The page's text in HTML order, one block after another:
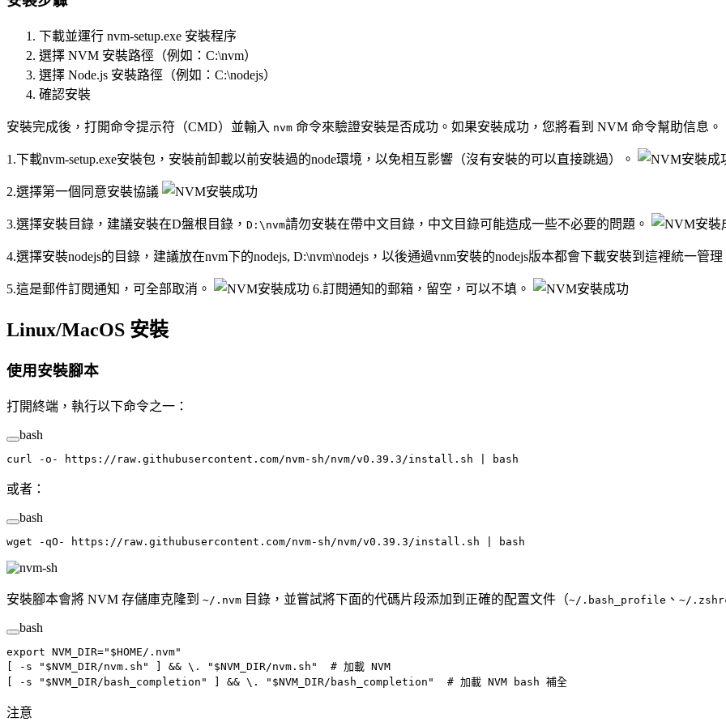
下載並運行 nvm-setup.exe 安裝程序
選擇 NVM 安裝路徑（例如：C:\nvm）
選擇 Node.js 安裝路徑（例如：C:\nodejs）
確認安裝
安裝完成後，打開命令提示符（CMD）並輸入 nvm 命令來驗證安裝是否成功。如果安裝成功，您將看到 NVM 命令幫助信息。
1.下載nvm-setup.exe安裝包，安裝前卸載以前安裝過的node環境，以免相互影響（沒有安裝的可以直接跳過）。
2.選擇第一個同意安裝協議
3.選擇安裝目錄，建議安裝在D盤根目錄， D:\nvm請勿安裝在帶中文目錄，中文目錄可能造成一些不必要的問題。
4.選擇安裝nodejs的目錄，建議放在nvm下的nodejs, D:\nvm\nodejs，以後通過vnm安裝的nodejs版本都會下載安裝到這裡統一管
5.這是郵件訂閱通知，可全部取消。 6.訂閱通知的郵箱，留空，可以不填。
Linux/MacOS 安裝
使用安裝腳本
打開終端，執行以下命令之一：
bash
curl -o- https://raw.githubusercontent.com/nvm-sh/nvm/v0.39.3/install.sh bash
或者：
bash
wget -qO- https://raw.githubusercontent.com/nvm-sh/nvm/v0.39.3/install.sh bash
安裝腳本會將 NVM 存儲庫克隆到 ~/.nvm 目錄，並嘗試將下面的代碼片段添加到正確的配置文件（~/.bash_profile 、 ~/
bash
export NVM_DIR=" $HOME /.nvm"
[
-s " $NVM_DIR/nvm.sh" ] && \. " $NVM_DIR/nvm.sh"
  # 加載 NVM
[
-s " $NVM_DIR/bash_completion" ] && \. " $NVM_DIR/bash_completion"
  # 加載 NVM bash 補全
注意